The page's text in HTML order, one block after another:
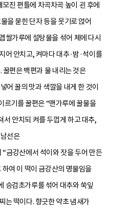
진 편틀에 차곡차곡 높이 괸 후에
을 묻힌 단자 등을 웃기로 얹어
쌀가루에 설탕물을 섞어 체에 다시
어 안치고, 켜마다 대추·밤·석이를
꿀편은 백편과 물 내리는 것은
어 꿀의 맛과 색깔을 내게 한 것이
기를 꿀편은 “맨가루에 꿀물을
서 안치되 켜를 두껍게 하고 대추,
선은
금강산에서 석이와 잣을 두어 만든
여 이 떡이 금강산의 명물임을
승검초가루를 섞어 대추와 쑥잎
는 떡이다. 향긋한 약초 냄새가